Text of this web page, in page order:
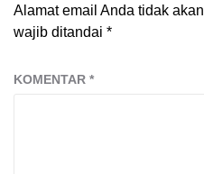
Alamat email Anda tidak
wajib ditandai *
KOMENTAR *